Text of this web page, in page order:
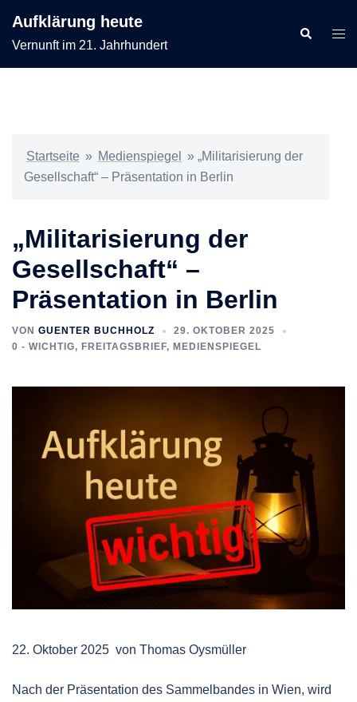
Inhalt
springen
Aufklärung heute
Vernunft im 21. Jahrhundert
Suche
Startseite » Medienspiegel » „Militarisierung der
Gesellschaft“ – Präsentation in Berlin
„Militarisierung der
Gesellschaft“ –
Präsentation in Berlin
VON GUENTER BUCHHOLZ
29. OKTOBER 2025
0 - WICHTIG, FREITAGSBRIEF, MEDIENSPIEGEL
22. Oktober 2025 von Thomas Oysmüller
Nach der Präsentation des Sammelbandes in Wien, wird